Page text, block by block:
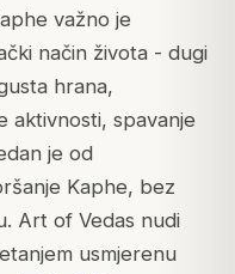
važno je
način života - dugi
hrana,
aktivnosti, spavanje
je od
Kaphe, bez
Art of Vedas nudi
usmjerenu